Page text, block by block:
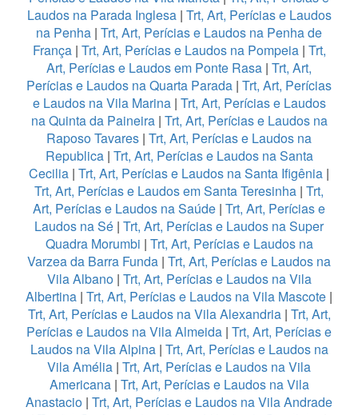
Laudos na Parada Inglesa | Trt, Art, Perícias e Laudos
na Penha | Trt, Art, Perícias e Laudos na Penha de
França | Trt, Art, Perícias e Laudos na Pompeia| Trt,
Art, Perícias e Laudos em Ponte Rasa | Trt, Art,
Perícias e Laudos na Quarta Parada | Trt, Art, Perícias
e Laudos na Vila Marina| Trt, Art, Perícias e Laudos
na Quinta da Paineira| Trt, Art, Perícias e Laudos na
Raposo Tavares | Trt, Art, Perícias e Laudos na
Republica| Trt, Art, Perícias e Laudos na Santa
Cecilia | Trt, Art, Perícias e Laudos na Santa Ifigênia |
Trt, Art, Perícias e Laudos em Santa Teresinha | Trt,
Art, Perícias e Laudos na Saúde | Trt, Art, Perícias e
Laudos na Sé | Trt, Art, Perícias e Laudos na Super
Quadra Morumbi | Trt, Art, Perícias e Laudos na
Varzea da Barra Funda | Trt, Art, Perícias e Laudos na
Vila Albano| Trt, Art, Perícias e Laudos na Vila
Albertina | Trt, Art, Perícias e Laudos na Vila Mascote |
Trt, Art, Perícias e Laudos na Vila Alexandria| Trt, Art,
Perícias e Laudos na Vila Almeida | Trt, Art, Perícias e
Laudos na Vila Alpina | Trt, Art, Perícias e Laudos na
Vila Amélia | Trt, Art, Perícias e Laudos na Vila
Americana| Trt, Art, Perícias e Laudos na Vila
Anastacio | Trt, Art, Perícias e Laudos na Vila Andrade